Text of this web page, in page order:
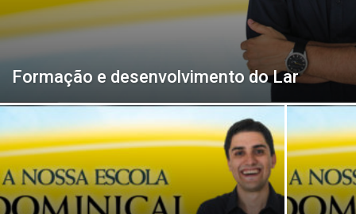
Formação e desenvolvimento do Lar